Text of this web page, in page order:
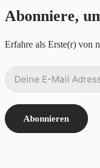
Abonniere,
Erfahre als Erste(r) von
Abonnieren